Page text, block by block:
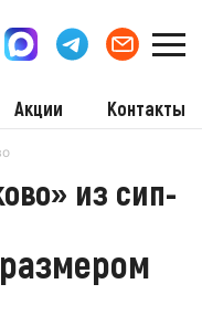
Акции Контакты
из сип-